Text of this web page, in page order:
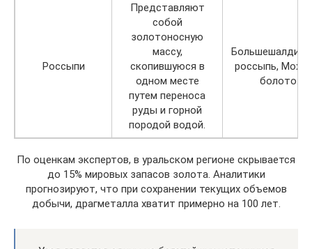
Россыпи
Представляют
собой
золотоносную
массу,
скопившуюся в
одном месте
путем переноса
руды и горной
породой водой.
россыпь,
болото.
По оценкам экспертов, в уральском регионе скрывается
до 15% мировых запасов золота. Аналитики
прогнозируют, что при сохранении текущих объемов
добычи, драгметалла хватит примерно на 100 лет.